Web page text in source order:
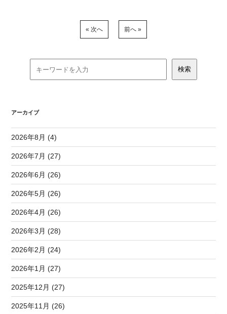
« 次へ 前へ »
アーカイブ
2026年8月 (4)
2026年7月 (27)
2026年6月 (26)
2026年5月 (26)
2026年4月 (26)
2026年3月 (28)
2026年2月 (24)
2026年1月 (27)
2025年12月 (27)
2025年11月 (26)